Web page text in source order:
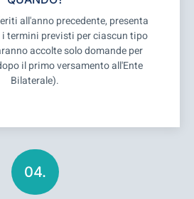
all'anno precedente, presenta
termini previsti per ciascun tipo
accolte solo domande per
il primo versamento all'Ente
Bilaterale).
04.